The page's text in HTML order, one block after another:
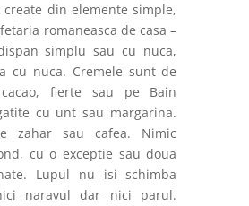
din elemente simple,
romaneasca de casa –
simplu sau cu nuca,
cu nuca. Cremele sunt de
fierte sau pe Bain
cu unt sau margarina.
zahar sau cafea. Nimic
cu o exceptie sau doua
Lupul nu isi schimba
naravul dar nici parul.